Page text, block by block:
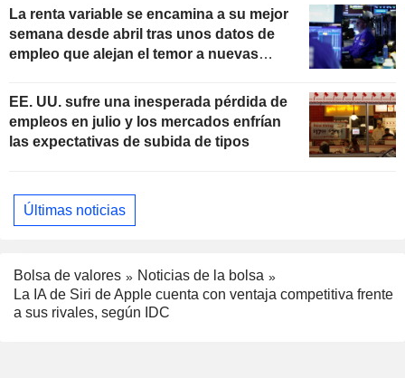
La renta variable se encamina a su mejor
semana desde abril tras unos datos de
empleo que alejan el temor a nuevas
EE. UU. sufre una inesperada pérdida de
empleos en julio y los mercados enfrían
las expectativas de subida de tipos
Últimas noticias
Bolsa de valores
Noticias de la bolsa
La IA de Siri de Apple cuenta con ventaja competitiva frente
a sus rivales, según IDC